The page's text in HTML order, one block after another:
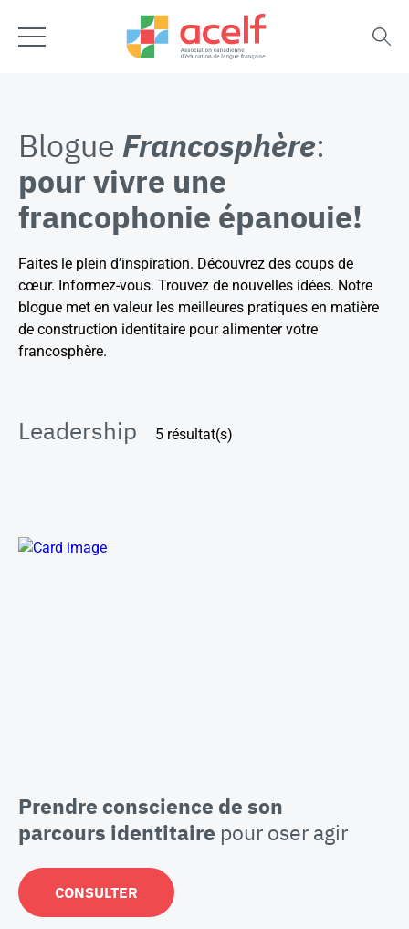
Blogue Francosphère:
pour vivre une
francophonie épanouie!
Faites le plein d’inspiration. Découvrez des coups de
cœur. Informez-vous. Trouvez de nouvelles idées. Notre
blogue met en valeur les meilleures pratiques en matière
de construction identitaire pour alimenter votre
francosphère.
Leadership 5 résultat(s)
Prendre conscience de son
parcours identitaire pour oser agir
CONSULTER